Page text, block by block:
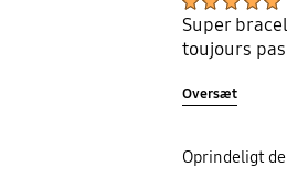
Super
toujours
Oversæt
Oprindeligt